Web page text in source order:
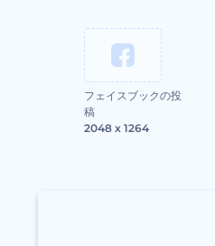
フェイスブックの投
稿
2048 x 1264